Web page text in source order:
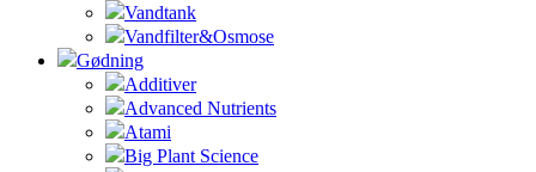
Vandtank
Vandfilter&Osmose
Gødning
Additiver
Advanced Nutrients
Atami
Big Plant Science